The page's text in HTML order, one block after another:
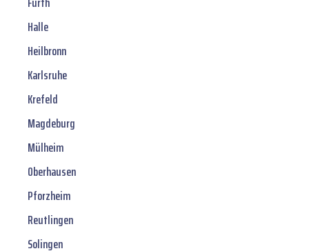
Halle
Heilbronn
Karlsruhe
Krefeld
Magdeburg
Mülheim
Oberhausen
Pforzheim
Reutlingen
Solingen